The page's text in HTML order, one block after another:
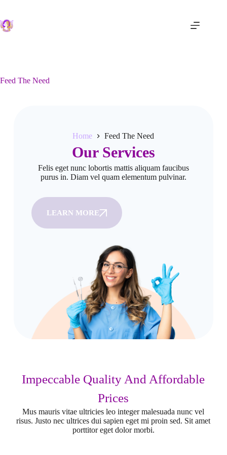
Feed The Need
Home Feed The Need
Our Services
Felis eget nunc lobortis mattis aliquam faucibus
purus in. Diam vel quam elementum pulvinar.
LEARN MORE
Impeccable Quality And Affordable
Prices
Mus mauris vitae ultricies leo integer malesuada nunc vel
risus. Justo nec ultrices dui sapien eget mi proin sed. Sit amet
porttitor eget dolor morbi.